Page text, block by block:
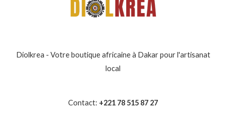
Diolkrea - Votre boutique africaine à Dakar pour l'artisanat
local
Contact: +221 78 515 87 27